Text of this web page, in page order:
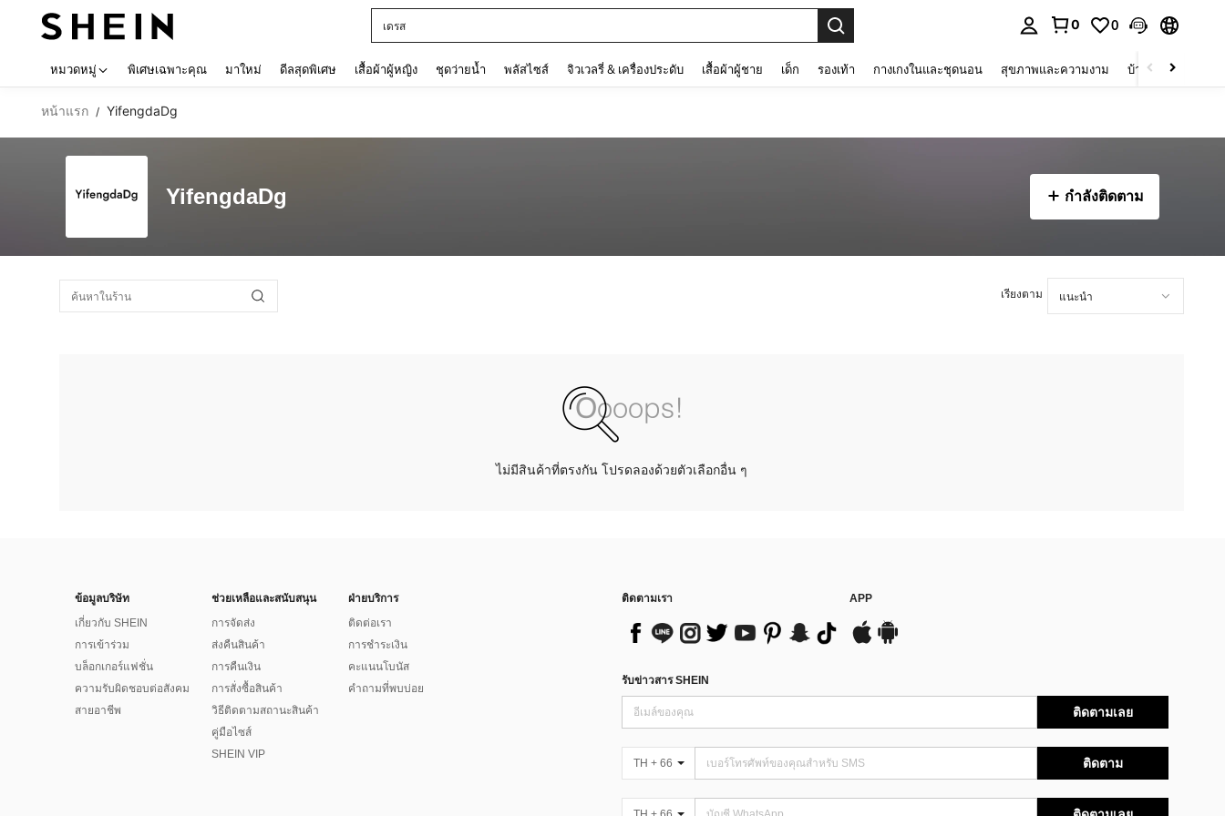
เดรส
0 0
หมวดหมู่ พิเศษเฉพาะคุณ มาใหม่ ดีลสุดพิเศษ เสื้อผ้าผู้หญิง ชุดว่ายน้ำ พลัสไซส์ จิวเวลรี่ & เครื่องประดับ เสื้อผ้าผู้ชาย เด็ก รองเท้า กางเกงในและชุดนอน สุขภาพและความงาม บ้านและที่อยู่อาศัย
หน้าแรก / YifengdaDg
YifengdaDg กำลังติดตาม
เรียงตาม
ไม่มีสินค้าที่ตรงกัน โปรดลองด้วยตัวเลือกอื่น ๆ
ข้อมูลบริษัท
เกี่ยวกับ SHEIN
การเข้าร่วม
บล็อกเกอร์แฟชั่น
ความรับผิดชอบต่อสังคม
สายอาชีพ
ช่วยเหลือและสนับสนุน
การจัดส่ง
ส่งคืนสินค้า
การคืนเงิน
การสั่งซื้อสินค้า
วิธีติดตามสถานะสินค้า
คู่มือไซส์
SHEIN VIP
ฝ่ายบริการ
ติดต่อเรา
การชำระเงิน
คะแนนโบนัส
คำถามที่พบบ่อย
ติดตามเรา APP
รับข่าวสาร SHEIN
ติดตามเลย
TH + 66 ติดตาม